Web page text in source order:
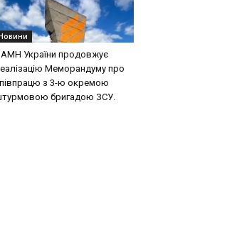
України продовжує
Меморандуму про
з 3-ю окремою
бригадою ЗСУ.